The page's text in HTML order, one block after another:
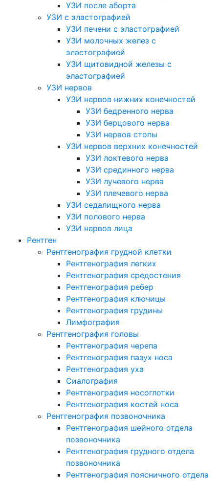
УЗИ после аборта
УЗИ с эластографией
УЗИ печени с эластографией
УЗИ молочных желез с
эластографией
УЗИ щитовидной железы с
эластографией
УЗИ нервов
УЗИ нервов нижних конечностей
УЗИ бедренного нерва
УЗИ берцового нерва
УЗИ нервов стопы
УЗИ нервов верхних конечностей
УЗИ локтевого нерва
УЗИ срединного нерва
УЗИ лучевого нерва
УЗИ плечевого нерва
УЗИ седалищного нерва
УЗИ полового нерва
УЗИ нервов лица
Рентген
Рентгенография грудной клетки
Рентгенография легких
Рентгенография средостения
Рентгенография ребер
Рентгенография ключицы
Рентгенография грудины
Лимфография
Рентгенография головы
Рентгенография черепа
Рентгенография пазух носа
Рентгенография уха
Сиалография
Рентгенография носоглотки
Рентгенография костей носа
Рентгенография позвоночника
Рентгенография шейного отдела
позвоночника
Рентгенография грудного отдела
позвоночника
Рентгенография поясничного отдела